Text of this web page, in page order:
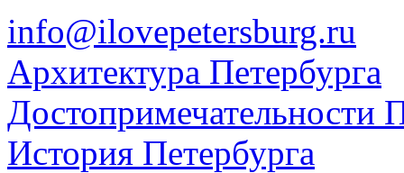
info@ilovepetersburg.ru
Архитектура Петербурга
Достопримечательности
История Петербурга